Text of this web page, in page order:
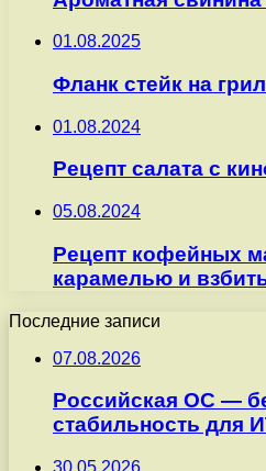
01.08.2025
Фланк стейк на
01.08.2024
Рецепт салата с
05.08.2024
Рецепт кофейных
карамелью и
Последние записи
07.08.2026
Российская ОС —
стабильность для
30.05.2026